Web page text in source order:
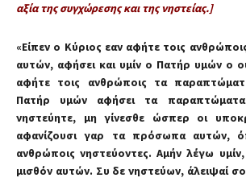
αξία της συγχώρεσης και της νηστείας.]
«Είπεν ο Κύριος εαν αφήτε τοις
αυτών, αφήσει και υμίν ο Πατήρ υμών ο
αφήτε τοις ανθρώποις τα
Πατήρ υμών αφήσει τα
νηστεύητε, μη γίνεσθε ώσπερ οι
αφανίζουσι γαρ τα πρόσωπα αυτών,
ανθρώποις νηστεύοντες. Αμήν λέγω
μισθόν αυτών. Συ δε νηστεύων, άλειψαί